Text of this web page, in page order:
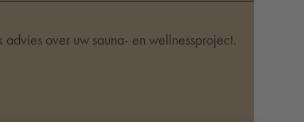
over uw sauna- en wellnessproject.